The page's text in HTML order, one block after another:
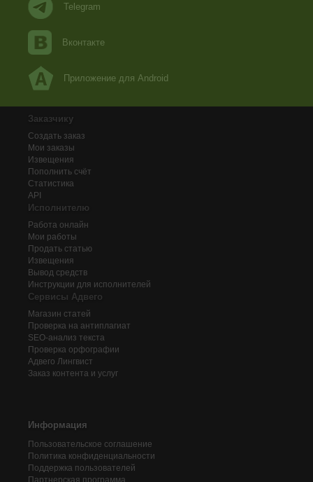
Telegram
Вконтакте
Приложение для Android
Заказчику
Создать заказ
Мои заказы
Извещения
Пополнить счёт
Статистика
API
Исполнителю
Работа онлайн
Мои работы
Продать статью
Извещения
Вывод средств
Инструкции для исполнителей
Сервисы Адвего
Магазин статей
Проверка на антиплагиат
SEO-анализ текста
Проверка орфографии
Адвего Лингвист
Заказ контента и услуг
Информация
Пользовательское соглашение
Политика конфиденциальности
Поддержка пользователей
Партнерская программа